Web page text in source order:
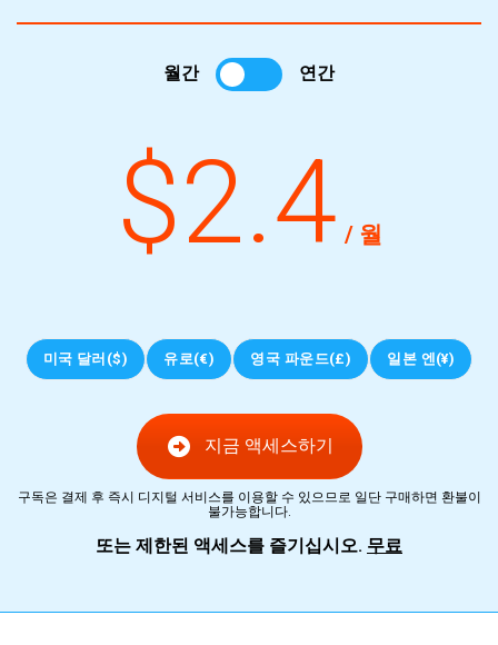
월간 연간
$2.4 / 월
미국 달러($) 유로(€) 영국 파운드(£) 일본 엔(¥)
지금 액세스하기
구독은 결제 후 즉시 디지털 서비스를 이용할 수 있으므로 일단 구매하면 환불이
불가능합니다.
또는 제한된 액세스를 즐기십시오. 무료